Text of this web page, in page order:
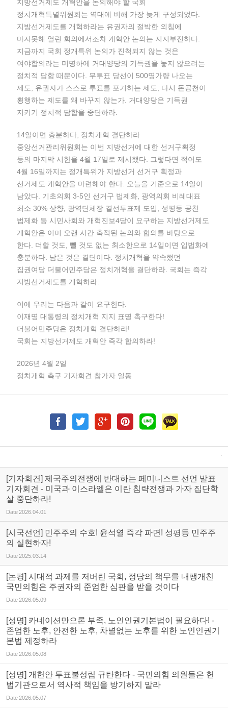
지방선거제도 개혁안을 논의해야 할 국회
정치개혁특별위원회는 역대에 비해 가장 늦게 구성되었다.
지방선거제도를 개혁하라는 유권자의 절박한 외침에
마지못해 열린 회의에서조차 개혁안 논의는 지지부진하다.
지금까지 국회 정개특위 논의가 진척되지 않는 것은
여야합의라는 미명하에 거대양당의 기득권을 놓지 않으려는
정치적 담합 때문이다. 무투표 당선이 500명가량 나오는
제도, 유권자가 스스로 투표를 포기하는 제도, 다시 돈공천이
횡행하는 제도를 왜 바꾸지 않는가. 거대양당은 기득권
지키기 정치적 담합을 중단하라.
14일이면 충분하다, 정치개혁 결단하라
중앙선거관리위원회는 이번 지방선거에 대한 선거구획정
등의 마지막 시한을 4월 17일로 제시했다. 그렇다면 적어도
4월 16일까지는 정개특위가 지방선거 선거구 획정과
선거제도 개혁안을 마련해야 한다. 오늘을 기준으로 14일이
남았다. 기초의회 3-5인 선거구 법제화, 광역의회 비례대표
최소 30% 상향, 광역단체장 결선투표제 도입, 성평등 공천
법제화 등 시민사회와 개혁진보4당이 요구하는 지방선거제도
개혁안은 이미 오랜 시간 축적된 논의와 합의를 바탕으로
한다. 더할 것도, 뺄 것도 없는 최소한으로 14일이면 입법화에
충분하다. 남은 것은 결단이다. 정치개혁을 약속했던
집권여당 더불어민주당은 정치개혁을 결단하라. 국회는 즉각
지방선거제도를 개혁하라.
이에 우리는 다음과 같이 요구한다.
이재명 대통령의 정치개혁 지지 표명 촉구한다!
더불어민주당은 정치개혁 결단하라!
국회는 지방선거제도 개혁안 즉각 합의하라!
2026년 4월 2일
정치개혁 촉구 기자회견 참가자 일동
[기자회견] 제국주의전쟁에 반대하는 페미니스트 선언 발표
기자회견 - 미국과 이스라엘은 이란 침략전쟁과 가자 집단학
살 중단하라!
Date2026.04.01
[시국선언] 민주주의 수호! 윤석열 즉각 파면! 성평등 민주주
의 실현하자!
Date2025.03.14
[논평] 시대적 과제를 저버린 국회, 정당의 책무를 내팽개친
국민의힘은 주권자의 준엄한 심판을 받을 것이다
Date2026.05.09
[성명] 카네이션만으론 부족, 노인인권기본법이 필요하다! -
존엄한 노후, 안전한 노후, 차별없는 노후를 위한 노인인권기
본법 제정하라
Date2026.05.08
[성명] 개헌안 투표불성립 규탄한다 - 국민의힘 의원들은 헌
법기관으로서 역사적 책임을 방기하지 말라
Date2026.05.07